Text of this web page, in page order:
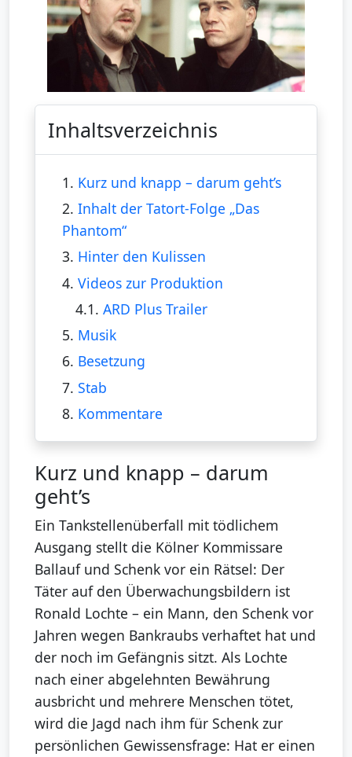
Inhaltsverzeichnis
1. Kurz und knapp – darum geht’s
2. Inhalt der Tatort-Folge „Das
Phantom“
3. Hinter den Kulissen
4. Videos zur Produktion
4.1.ARD Plus Trailer
5. Musik
6. Besetzung
7. Stab
8. Kommentare
Kurz und knapp – darum
geht’s
Ein Tankstellenüberfall mit tödlichem
Ausgang stellt die Kölner Kommissare
Ballauf und Schenk vor ein Rätsel: Der
Täter auf den Überwachungsbildern ist
Ronald Lochte – ein Mann, den Schenk vor
Jahren wegen Bankraubs verhaftet hat und
der noch im Gefängnis sitzt. Als Lochte
nach einer abgelehnten Bewährung
ausbricht und mehrere Menschen tötet,
wird die Jagd nach ihm für Schenk zur
persönlichen Gewissensfrage: Hat er einen